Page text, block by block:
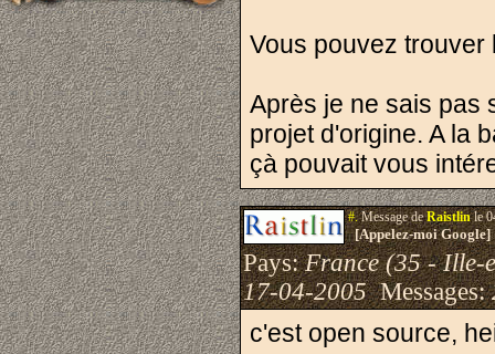
Vous pouvez
Après je ne sais pas
projet d'origine. A la
çà pouvait vous
#.Message deRaistlinle
[Appelez-moi
Pays:France (35 - Ille-
17-04-2005Messages:
c'est open source,